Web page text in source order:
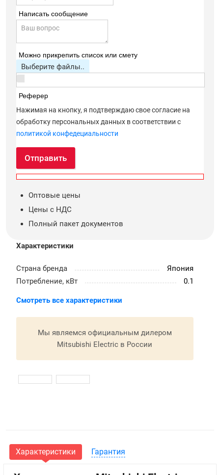
Написать сообщение
Можно прикрепить список или смету
Выберите файлы..
Реферер
Нажимая на кнопку, я подтверждаю свое согласие на
обработку персональных данных в соответствии с
политикой конфедециальности
Отправить
Оптовые цены
Цены с НДС
Полный пакет документов
Характеристики
Страна бренда
Япония
Потребление, кВт
0.1
Смотреть все характеристики
Мы являемся официальным дилером
Mitsubishi Electric в России
Характеристики Гарантия